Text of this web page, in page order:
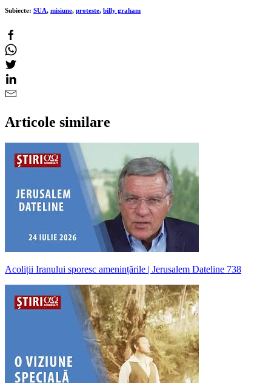
Subiecte: SUA, misiune, proteste, billy graham
Articole similare
Acoliții Iranului sporesc amenințările | Jerusalem Dateline 738